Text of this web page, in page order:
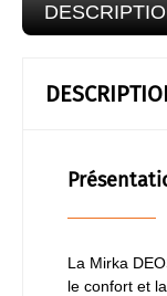
La Mirka
le confort et